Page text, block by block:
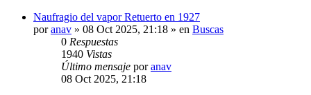
Naufragio del vapor Retuerto en 1927
poranav » 08 Oct 2025, 21:18 » en Buscas
0 Respuestas
1940 Vistas
Último mensaje poranav
08 Oct 2025, 21:18